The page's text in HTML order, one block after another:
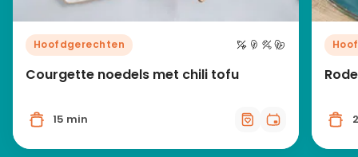
Hoofdgerechten
Courgette noedels met chili tofu
15 min